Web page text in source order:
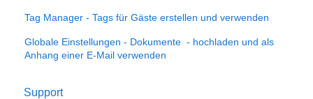
Tag Manager - Tags für Gäste erstellen und verwenden
Globale Einstellungen - Dokumente - hochladen und als
Anhang einer E-Mail verwenden
Support